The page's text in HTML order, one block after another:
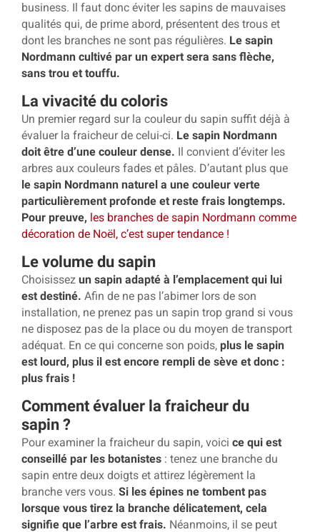
business. Il faut donc éviter les sapins de mauvaises
qualités qui, de prime abord, présentent des trous et
dont les branches ne sont pas régulières. Le sapin
Nordmann cultivé par un expert sera sans flèche,
sans trou et touffu.
La vivacité du coloris
Un premier regard sur la couleur du sapin suffit déjà à
évaluer la fraicheur de celui-ci. Le sapin Nordmann
doit être d’une couleur dense. Il convient d’éviter les
arbres aux couleurs fades et pâles. D’autant plus que
le sapin Nordmann naturel a une couleur verte
particulièrement profonde et reste frais longtemps.
Pour preuve, les branches de sapin Nordmann comme
décoration de Noël, c’est super tendance !
Le volume du sapin
Choisissez un sapin adapté à l’emplacement qui lui
est destiné. Afin de ne pas l’abimer lors de son
installation, ne prenez pas un sapin trop grand si vous
ne disposez pas de la place ou du moyen de transport
adéquat. En ce qui concerne son poids, plus le sapin
est lourd, plus il est encore rempli de sève et donc :
plus frais !
Comment évaluer la fraicheur du
sapin ?
Pour examiner la fraicheur du sapin, voici ce qui est
conseillé par les botanistes : tenez une branche du
sapin entre deux doigts et attirez légèrement la
branche vers vous. Si les épines ne tombent pas
lorsque vous tirez la branche délicatement, cela
signifie que l’arbre est frais. Néanmoins, il se peut